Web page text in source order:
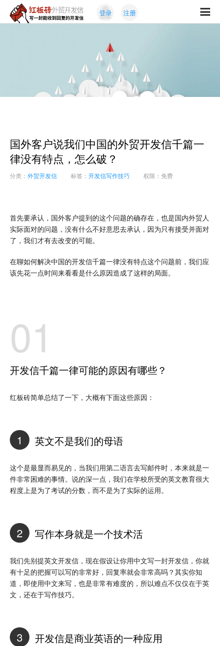
红
信
回
发
信
登录 注册
国外客户说我们中国的外贸开发信千篇一
律没有特点，怎么破？
分类： 外贸开发信 标签： 开发信写作技巧 权限：免费
首先要承认，国外客户提到的这个问题的确存在，也是国内外贸人
实际面对的问题，没有什么不好意思去承认，因为只有接受并面对
了，我们才有去改变的可能。
在聊如何解决中国的开发信千篇一律没有特点这个问题前，我们应
该先花一点时间来看看是什么原因造成了这样的局面。
01
开发信千篇一律可能的原因有哪些？
红板砖简单总结了一下，大概有下面这些原因：
1 英文不是我们的母语
这个是最显而易见的，当我们用第二语言去写邮件时，本来就是一
件非常困难的事情。说的深一点，我们在学校所受的英文教育很大
程度上是为了考试的分数，而不是为了实际的运用。
2 写作本身就是一个技术活
我们先别提英文开发信，现在假设让你用中文写一封开发信，你就
有十足的把握可以写的非常好，回复率就会非常高吗？其实你知
道，即使用中文来写，也是非常有难度的，所以难点不仅仅在于英
文，还在于写作技巧。
3 开发信是商业英语的一种应用